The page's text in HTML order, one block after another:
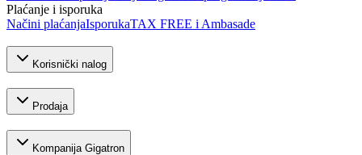
Plaćanje i isporuka
Načini plaćanjaIsporukaTAX FREE i Ambasade
Korisnički nalog
Prodaja
Kompanija Gigatron